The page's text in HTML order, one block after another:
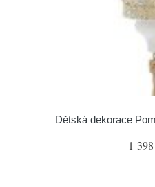
Dětská dekorace
1